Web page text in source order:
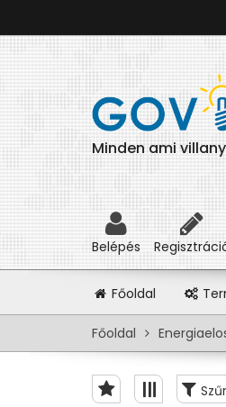
Minden ami
Belépés
Főoldal
vagyunk)
Főoldal